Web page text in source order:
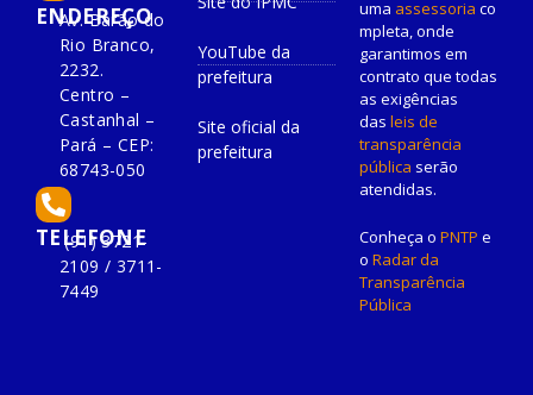
ENDEREÇO
Av. Barão do
Rio Branco,
2232.
Centro –
Castanhal –
Pará – CEP:
68743-050
TELEFONE
(91) 3721-
2109 / 3711-
7449
YouTube da
prefeitura
Site oficial da
prefeitura
uma assessoria co
mpleta, onde
garantimos em
contrato que todas
as exigências
das leis de
transparência
pública serão
atendidas.
Conheça o PNTP e
o Radar da
Transparência
Pública